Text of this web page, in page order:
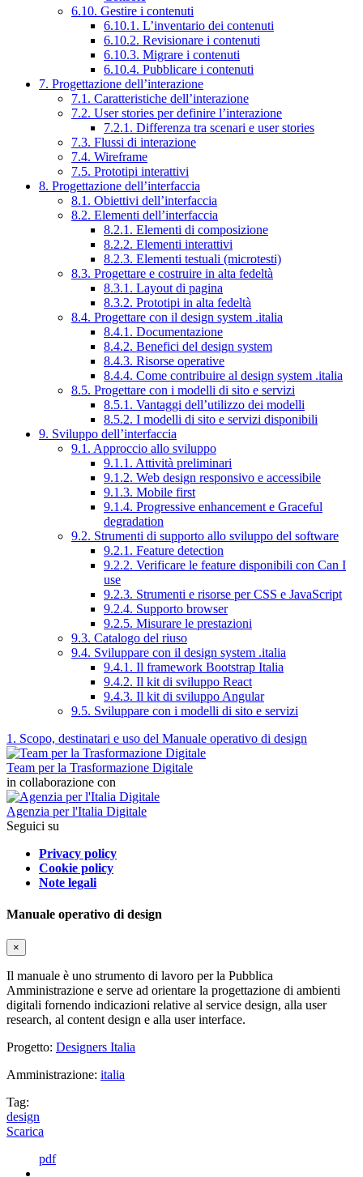
6.10. Gestire i contenuti
6.10.1. L’inventario dei contenuti
6.10.2. Revisionare i contenuti
6.10.3. Migrare i contenuti
6.10.4. Pubblicare i contenuti
7. Progettazione dell’interazione
7.1. Caratteristiche dell’interazione
7.2. User stories per definire l’interazione
7.2.1. Differenza tra scenari e user stories
7.3. Flussi di interazione
7.4. Wireframe
7.5. Prototipi interattivi
8. Progettazione dell’interfaccia
8.1. Obiettivi dell’interfaccia
8.2. Elementi dell’interfaccia
8.2.1. Elementi di composizione
8.2.2. Elementi interattivi
8.2.3. Elementi testuali (microtesti)
8.3. Progettare e costruire in alta fedeltà
8.3.1. Layout di pagina
8.3.2. Prototipi in alta fedeltà
8.4. Progettare con il design system .italia
8.4.1. Documentazione
8.4.2. Benefici del design system
8.4.3. Risorse operative
8.4.4. Come contribuire al design system .italia
8.5. Progettare con i modelli di sito e servizi
8.5.1. Vantaggi dell’utilizzo dei modelli
8.5.2. I modelli di sito e servizi disponibili
9. Sviluppo dell’interfaccia
9.1. Approccio allo sviluppo
9.1.1. Attività preliminari
9.1.2. Web design responsivo e accessibile
9.1.3. Mobile first
9.1.4. Progressive enhancement e Graceful
degradation
9.2. Strumenti di supporto allo sviluppo del software
9.2.1. Feature detection
9.2.2. Verificare le feature disponibili con Can I
use
9.2.3. Strumenti e risorse per CSS e JavaScript
9.2.4. Supporto browser
9.2.5. Misurare le prestazioni
9.3. Catalogo del riuso
9.4. Sviluppare con il design system .italia
9.4.1. Il framework Bootstrap Italia
9.4.2. Il kit di sviluppo React
9.4.3. Il kit di sviluppo Angular
9.5. Sviluppare con i modelli di sito e servizi
1. Scopo, destinatari e uso del Manuale operativo di design
Team per la Trasformazione Digitale
in collaborazione con
Agenzia per l'Italia Digitale
Seguici su
Privacy policy
Cookie policy
Note legali
Manuale operativo di design
×
Il manuale è uno strumento di lavoro per la Pubblica
Amministrazione e serve ad orientare la progettazione di ambienti
digitali fornendo indicazioni relative al service design, alla user
research, al content design e alla user interface.
Progetto: Designers Italia
Amministrazione: italia
Tag:
design
Scarica
pdf